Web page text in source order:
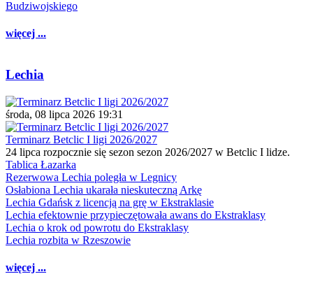
Budziwojskiego
więcej ...
Lechia
środa, 08 lipca 2026 19:31
Terminarz Betclic I ligi 2026/2027
24 lipca rozpocznie się sezon sezon 2026/2027 w Betclic I lidze.
Tablica Łazarka
Rezerwowa Lechia poległa w Legnicy
Osłabiona Lechia ukarała nieskuteczną Arkę
Lechia Gdańsk z licencją na grę w Ekstraklasie
Lechia efektownie przypieczętowała awans do Ekstraklasy
Lechia o krok od powrotu do Ekstraklasy
Lechia rozbita w Rzeszowie
więcej ...